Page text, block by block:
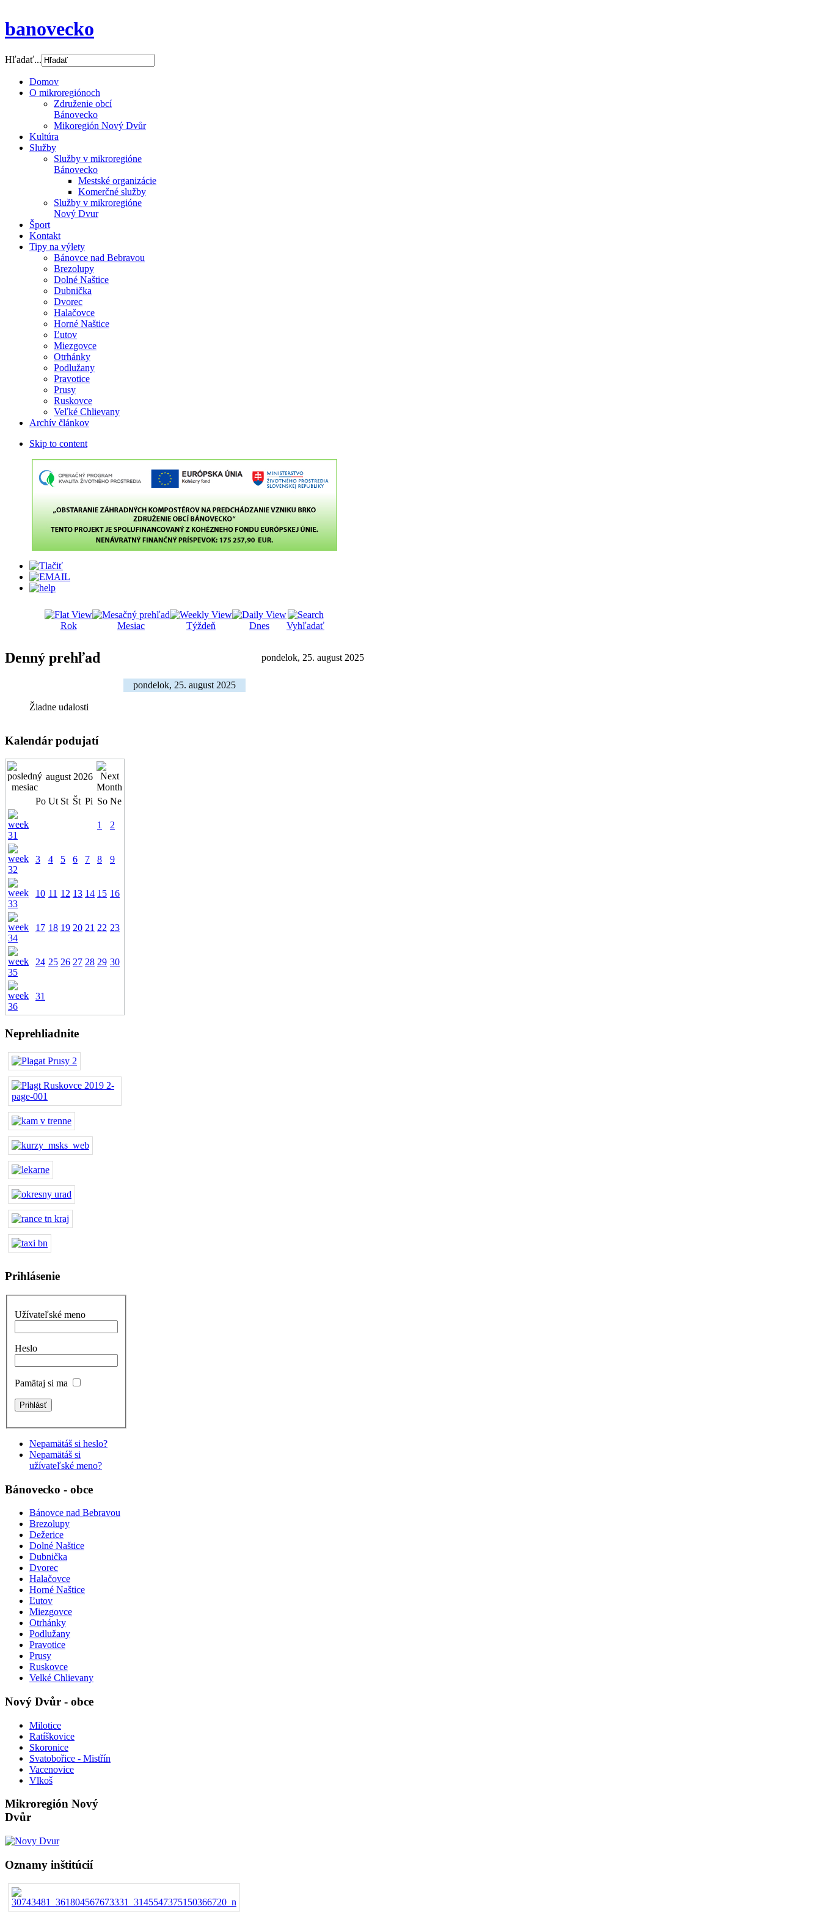
banovecko
Hľadať...
Domov
O mikroregiónoch
Združenie obcí
Bánovecko
Mikoregión Nový Dvůr
Kultúra
Služby
Služby v mikroregióne
Bánovecko
Mestské organizácie
Komerčné služby
Služby v mikroregióne
Nový Dvur
Šport
Kontakt
Tipy na výlety
Bánovce nad Bebravou
Brezolupy
Dolné Naštice
Dubnička
Dvorec
Halačovce
Horné Naštice
Ľutov
Miezgovce
Otrhánky
Podlužany
Pravotice
Prusy
Ruskovce
Veľké Chlievany
Archív článkov
Skip to content
Rok Mesiac Týždeň Dnes Vyhľadať
Denný prehľad pondelok, 25. august 2025
pondelok, 25. august 2025
Žiadne udalosti
Kalendár podujatí
august 2026
Po Ut St Št Pi So Ne
1 2
3 4 5 6 7 8 9
10 11 12 13 14 15 16
17 18 19 20 21 22 23
24 25 26 27 28 29 30
31
Neprehliadnite
Prihlásenie
Užívateľské meno
Heslo
Pamätaj si ma
Nepamätáš si heslo?
Nepamätáš si
užívateľské meno?
Bánovecko - obce
Bánovce nad Bebravou
Brezolupy
Dežerice
Dolné Naštice
Dubnička
Dvorec
Halačovce
Horné Naštice
Ľutov
Miezgovce
Otrhánky
Podlužany
Pravotice
Prusy
Ruskovce
Velké Chlievany
Nový Dvůr - obce
Milotice
Ratíškovice
Skoronice
Svatobořice - Mistřín
Vacenovice
Vlkoš
Mikroregión Nový
Dvůr
Oznamy inštitúcií